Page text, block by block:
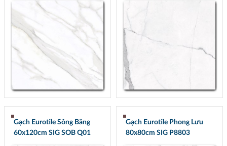
Gạch Eurotile Sông Băng
60x120cm SIG SOB Q01
Gạch Eurotile Phong Lưu
80x80cm SIG P8803